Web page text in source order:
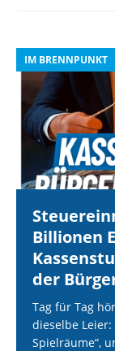
IM BRENNPUNKT
Billionen
der
Tag für Tag
dieselbe
Spielräume“,